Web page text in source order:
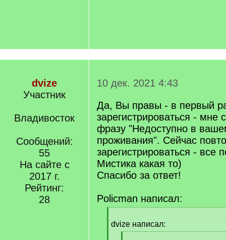
dvize
Участник
Владивосток
Сообщений:
55
На сайте с
2017 г.
Рейтинг:
28
10 дек. 2021 4:43
Да, Вы правы - в первый
зарегистрироваться - мне
фразу "Недоступно в
проживания". Сейчас
зарегистрироваться - все
Мистика какая то)
Спасибо за ответ!
Policman написал:
q
dvize написал: